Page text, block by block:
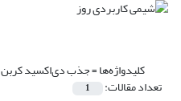
کلیدواژه‌ها =جذب دی‌اکسید کربن
تعداد مقالات: 1